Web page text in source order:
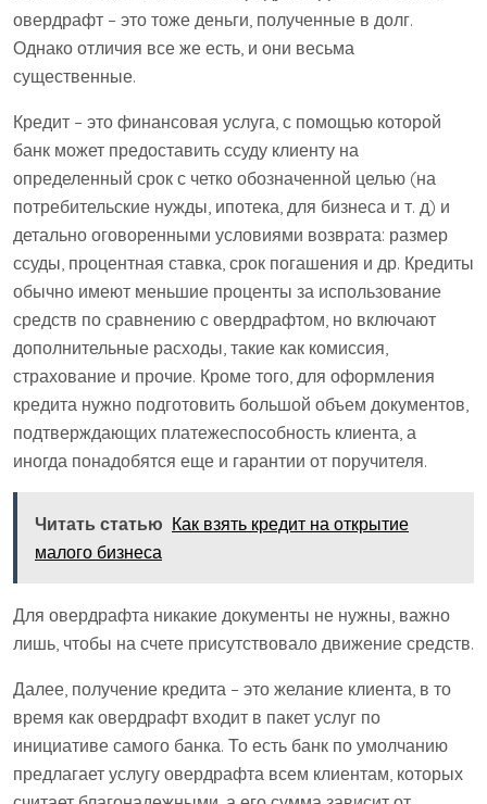
овердрафт – это тоже деньги, полученные в долг.
Однако отличия все же есть, и они весьма
существенные.
Кредит – это финансовая услуга, с помощью которой
банк может предоставить ссуду клиенту на
определенный срок с четко обозначенной целью (на
потребительские нужды, ипотека, для бизнеса и т. д) и
детально оговоренными условиями возврата: размер
ссуды, процентная ставка, срок погашения и др. Кредиты
обычно имеют меньшие проценты за использование
средств по сравнению с овердрафтом, но включают
дополнительные расходы, такие как комиссия,
страхование и прочие. Кроме того, для оформления
кредита нужно подготовить большой объем документов,
подтверждающих платежеспособность клиента, а
иногда понадобятся еще и гарантии от поручителя.
Читать статью Как взять кредит на открытие
малого бизнеса
Для овердрафта никакие документы не нужны, важно
лишь, чтобы на счете присутствовало движение средств.
Далее, получение кредита – это желание клиента, в то
время как овердрафт входит в пакет услуг по
инициативе самого банка. То есть банк по умолчанию
предлагает услугу овердрафта всем клиентам, которых